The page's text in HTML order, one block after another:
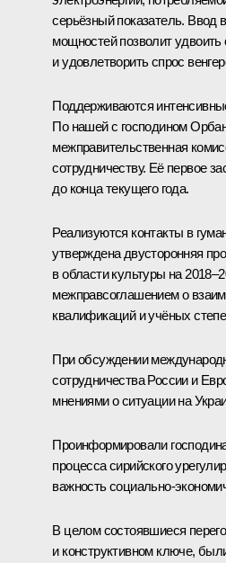
серьёзный показатель. Ввод
мощностей позволит
и удовлетворить спрос
Поддерживаются
По нашей с господином
межправительственная
сотрудничеству. Её первое
до конца текущего года.
Реализуются контакты в
утверждена двусторонняя
в области культуры на
межправсоглашением о
квалификаций и учёных
При обсуждении
сотрудничества России и
мнениями о ситуации на
Проинформировали
процесса сирийского
важность социально-
В целом состоявшиеся
и конструктивном ключе,